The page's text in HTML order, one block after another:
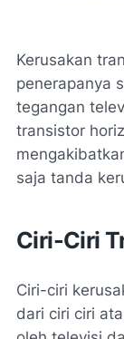
Kerusakan
penerapanya
tegangan
transistor
saja tanda
Ciri-Ciri
Ciri-ciri
dari ciri ciri